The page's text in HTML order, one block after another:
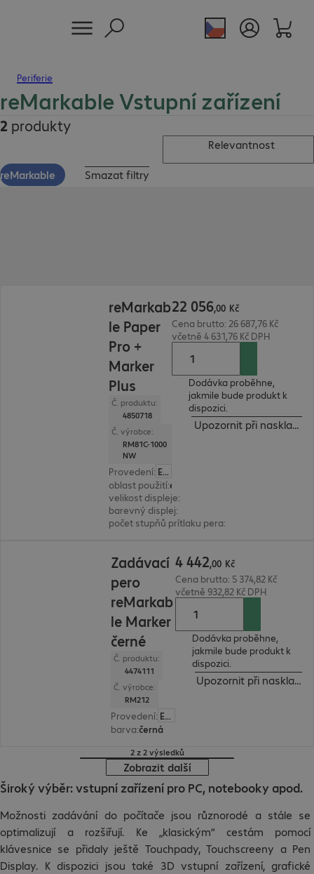
Periferie
reMarkable Vstupní zařízení
2 produkty
Relevantnost
reMarkable Smazat filtry
reMarkab
le Paper
Pro +
Marker
Plus
Č. produktu:
4850718
Č. výrobce:
RM81C-1000
NW
Provedení:
Evropa
oblast použití:
velikost displeje:
barevný displej:
počet stupňů prítlaku pera:
22 056,00 Kč
Cena brutto: 26 687,76 Kč
včetně 4 631,76 Kč DPH
Dodávka proběhne,
jakmile bude produkt k
dispozici.
Upozornit při
Zadávací
pero
reMarkab
le Marker
černé
Č. produktu:
4474111
Č. výrobce:
RM212
Provedení: Evropa
barva:černá
4442,00 Kč
Cena brutto: 5 374,82 Kč
včetně 932,82 Kč DPH
Dodávka proběhne,
jakmile bude produkt k
dispozici.
Upozornit při
2 z 2 výsledků
Zobrazit další
Široký výběr: vstupní zařízení pro PC, notebooky apod.
Možnosti zadávání do počítače jsou různorodé a stále se
optimalizují a rozšiřují. Ke „klasickým“ cestám pomocí
klávesnice se přidaly ještě Touchpady, Touchscreeny a Pen
Display. K dispozici jsou také 3D vstupní zařízení, grafické